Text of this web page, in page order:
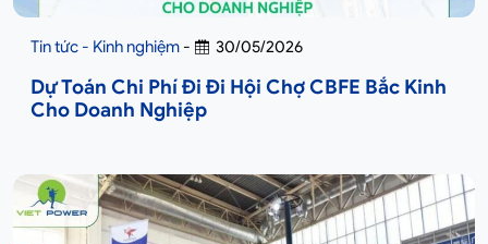
Tin tức - Kinh nghiệm - 30/05/2026
Dự Toán Chi Phí Đi Đi Hội Chợ CBFE Bắc Kinh
Cho Doanh Nghiệp